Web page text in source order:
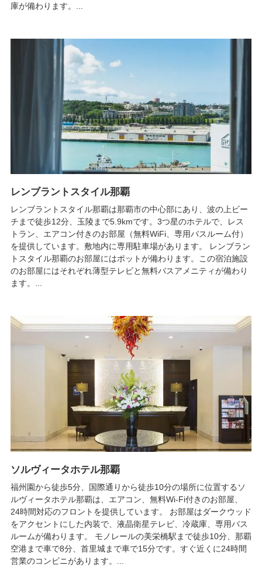
庫が備わります。...
レンブラントスタイル那覇
レンブラントスタイル那覇は那覇市の中心部にあり、波の上ビー
チまで徒歩12分、玉陵まで5.9kmです。3つ星のホテルで、レス
トラン、エアコン付きのお部屋（無料WiFi、専用バスルーム付）
を提供しています。敷地内に専用駐車場があります。 レンブラン
トスタイル那覇のお部屋にはポットが備わります。この宿泊施設
のお部屋にはそれぞれ薄型テレビと無料バスアメニティが備わり
ます。...
ソルヴィータホテル那覇
福州園から徒歩5分、国際通りから徒歩10分の場所に位置するソ
ルヴィータホテル那覇は、エアコン、無料Wi-Fi付きのお部屋、
24時間対応のフロントを提供しています。 お部屋はダークウッド
をアクセントにした内装で、液晶衛星テレビ、冷蔵庫、専用バス
ルームが備わります。 モノレールの美栄橋駅まで徒歩10分、那覇
空港まで車で8分、首里城まで車で15分です。すぐ近くに24時間
営業のコンビニがあります。...